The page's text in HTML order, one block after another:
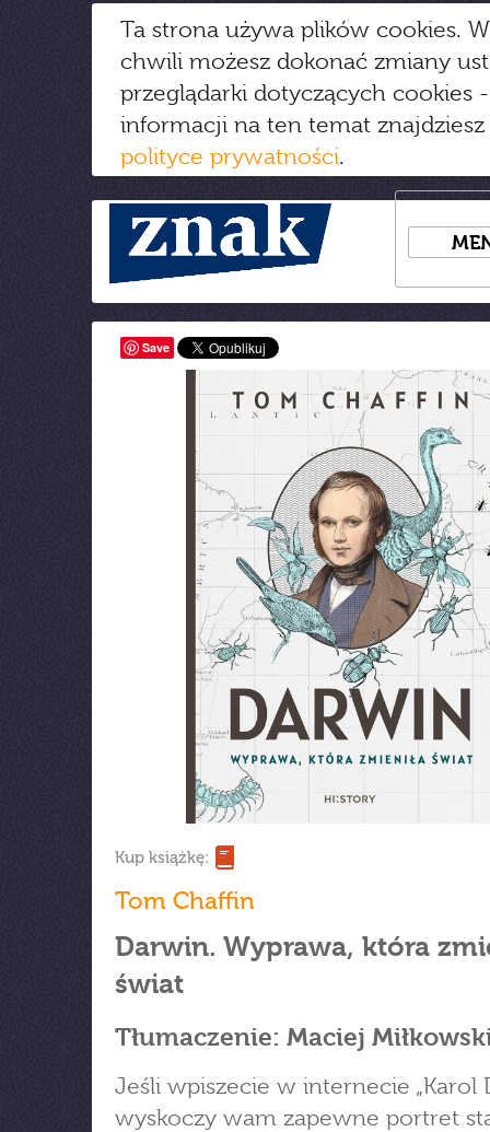
Ta strona używa plików cookies.
chwili możesz dokonać zmiany
przeglądarki dotyczących cookies
informacji na ten temat
polityce prywatności.
Save
Kup książkę:
Tom Chaffin
Darwin. Wyprawa, która
świat
Tłumaczenie: Maciej
Jeśli wpiszecie w internecie „Karol
wyskoczy wam zapewne portret